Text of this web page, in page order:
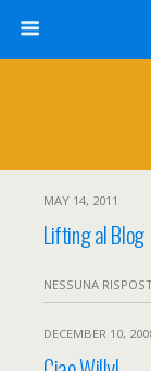
MAY 14, 2011
Lifting al Blog
NESSUNA
DECEMBER 10,